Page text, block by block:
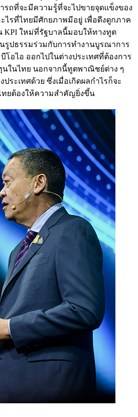
ถที่จะมีความรู้ที่จะไปขายจุดแข็งของ
ไรที่ไทยมีศักยภาพมีอยู่ เพื่อดึงดูกภาค
KPI ใหม่ที่รัฐบาลนี้มอบให้ทางทูต
รูปธรรมร่วมกับการทำงานบูรณาการ
อไอ ออกไปในต่างประเทศที่ต้องการ
นในไทย นอกจากนี้ทูตพาณิชย์ต่าง ๆ
ะเทศด้วย ซึ่งเมื่อเกิดผลกำไรก็จะ
ทยต้องให้ความสำคัญยิ่งขึ้น